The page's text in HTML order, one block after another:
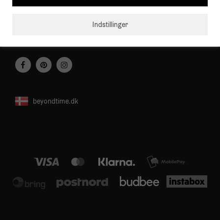
Indstillinger
Sverige
beyondtime.dk